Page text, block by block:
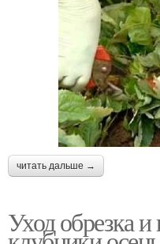
читать дальше →
Уход обрезка